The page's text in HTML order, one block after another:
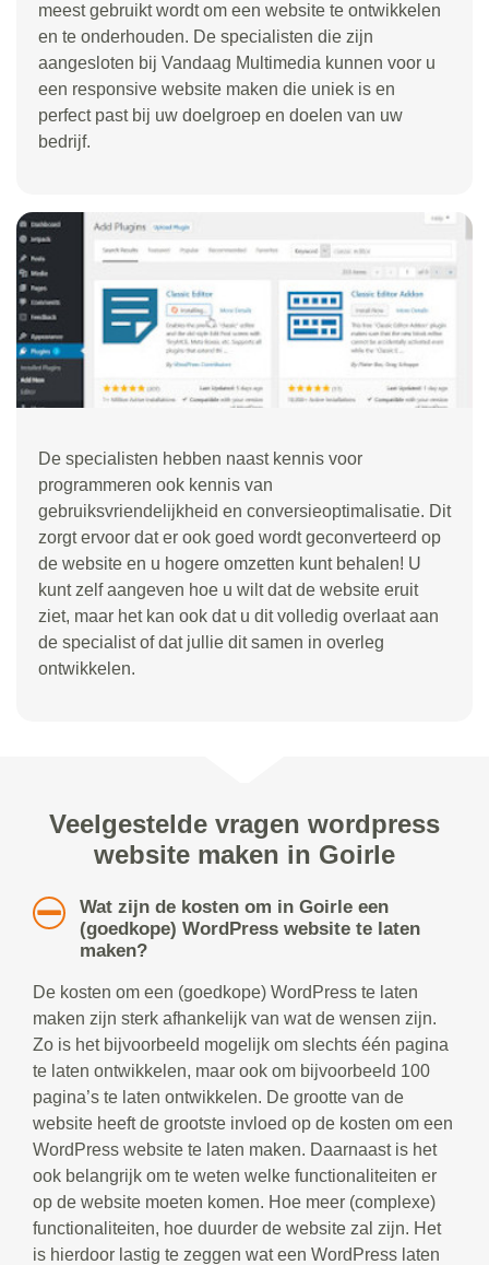
meest gebruikt wordt om een website te ontwikkelen
en te onderhouden. De specialisten die zijn
aangesloten bij Vandaag Multimedia kunnen voor u
een responsive website maken die uniek is en
perfect past bij uw doelgroep en doelen van uw
bedrijf.
De specialisten hebben naast kennis voor
programmeren ook kennis van
gebruiksvriendelijkheid en conversieoptimalisatie. Dit
zorgt ervoor dat er ook goed wordt geconverteerd op
de website en u hogere omzetten kunt behalen! U
kunt zelf aangeven hoe u wilt dat de website eruit
ziet, maar het kan ook dat u dit volledig overlaat aan
de specialist of dat jullie dit samen in overleg
ontwikkelen.
Veelgestelde vragen wordpress
website maken in Goirle
Wat zijn de kosten om in Goirle een
(goedkope) WordPress website te laten
maken?
De kosten om een (goedkope) WordPress te laten
maken zijn sterk afhankelijk van wat de wensen zijn.
Zo is het bijvoorbeeld mogelijk om slechts één pagina
te laten ontwikkelen, maar ook om bijvoorbeeld 100
pagina’s te laten ontwikkelen. De grootte van de
website heeft de grootste invloed op de kosten om een
WordPress website te laten maken. Daarnaast is het
ook belangrijk om te weten welke functionaliteiten er
op de website moeten komen. Hoe meer (complexe)
functionaliteiten, hoe duurder de website zal zijn. Het
is hierdoor lastig te zeggen wat een WordPress laten